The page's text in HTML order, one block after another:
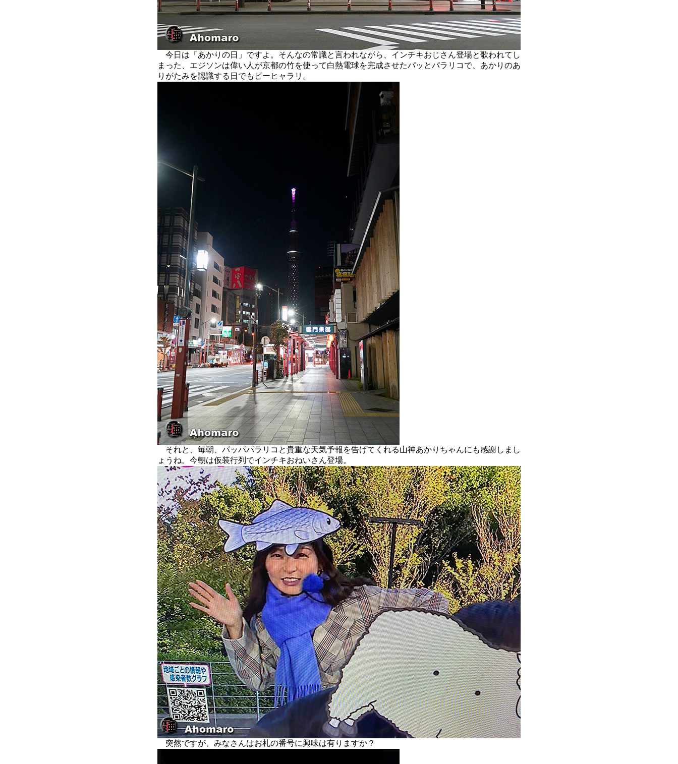
今日は「あかりの日」ですよ。そんなの常識と言われながら、インチキおじさん登場と歌われてし
まった、エジソンは偉い人が京都の竹を使って白熱電球を完成させたパッとパラリコで、あかりのあ
りがたみを認識する日でもピーヒャラリ。
それと、毎朝、パッパパラリコと貴重な天気予報を告げてくれる山神あかりちゃんにも感謝しまし
ょうね。今朝は仮装行列でインチキおねいさん登場。
突然ですが、みなさんはお札の番号に興味は有りますか？